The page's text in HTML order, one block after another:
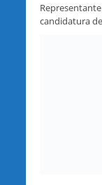
candidatura